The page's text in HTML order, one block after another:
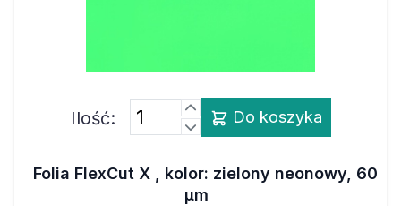
Ilość: Do koszyka
Folia FlexCut X , kolor: zielony neonowy, 60
µm